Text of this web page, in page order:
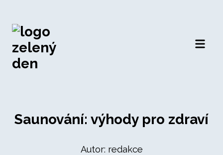
Saunování: výhody pro zdraví
Autor: redakce